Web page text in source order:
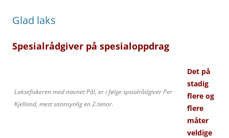
Glad laks
Spesialrådgiver på spesialoppdrag
Laksefiskeren med navnet Pål, er i følge spsialrådgiver Per
Kjelland, mest sannsynlig en 2.tenor.
Det på
stadig
flere og
flere
måter
veldige